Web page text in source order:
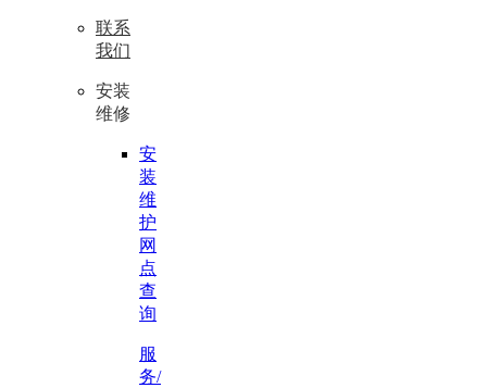
联系
我们
安装
维修
安
装
维
护
网
点
查
询
服
务/